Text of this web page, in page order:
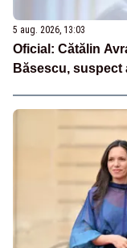
5 aug. 2026, 13:03
Oficial: Cătălin
Băsescu, suspect